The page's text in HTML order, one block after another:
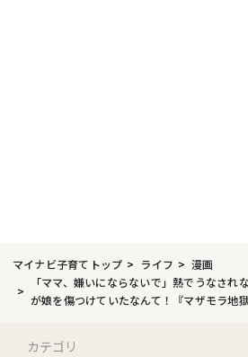
マイナビ子育てトップ ライフ
漫画
「ママ、嫌いにならないで」熱でうなさ
が娘を傷つけていたなんて！『マザモラ地
カテゴリ